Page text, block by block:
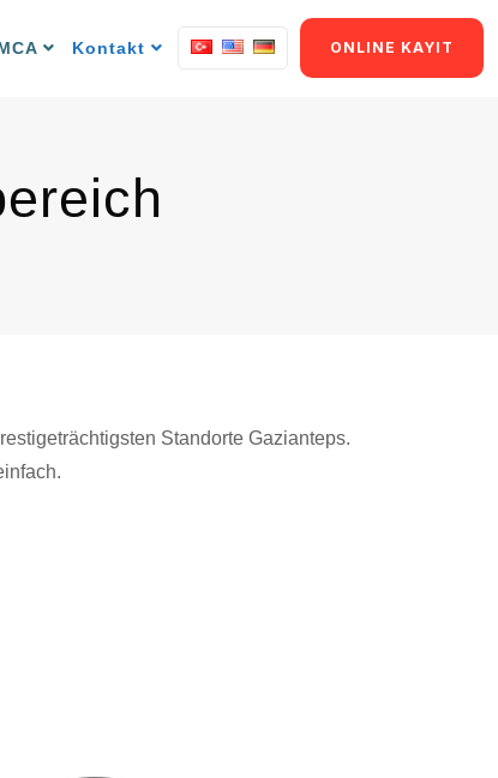
Kontakt ONLINE KAYIT
Standorte Gazianteps.